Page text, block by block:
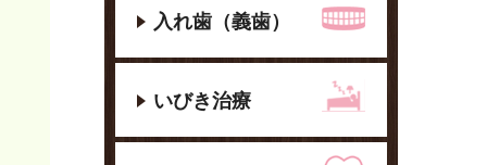
入れ歯（義歯）
いびき治療